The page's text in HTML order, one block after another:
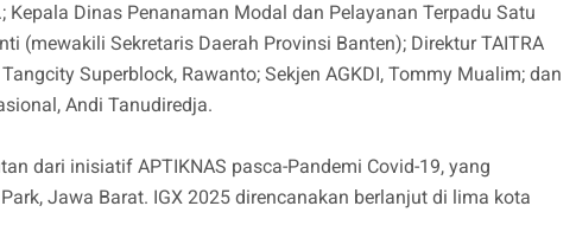
Kepala Dinas Penanaman Modal dan Pelayanan Terpadu Satu
(mewakili Sekretaris Daerah Provinsi Banten); Direktur TAITRA
Superblock, Rawanto; Sekjen AGKDI, Tommy Mualim; dan
Andi Tanudiredja.
dari inisiatif APTIKNAS pasca-Pandemi Covid-19, yang
Jawa Barat. IGX 2025 direncanakan berlanjut di lima kota